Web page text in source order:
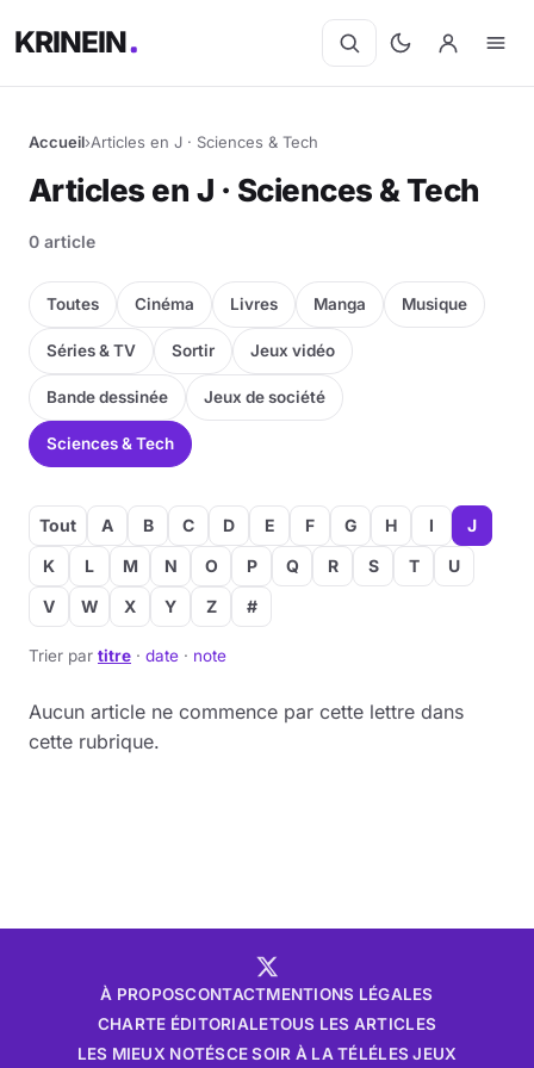
KRINEIN
Cinéma
Séries
Manga
BD
Livres
Jeux vidéo
Jeux de société
Musique
Sciences & Tech
Accueil›Articles en J · Sciences & Tech
Articles en J · Sciences & Tech
0 article
Toutes Cinéma Livres Manga Musique
Séries & TV Sortir Jeux vidéo
Bande dessinée Jeux de société
Sciences & Tech
Tout A B C D E F G H I
J
K
L M N O P Q R S T
U
V
W X Y Z #
Trier par titre · date · note
Aucun article ne commence par cette lettre dans
cette rubrique.
À PROPOSCONTACTMENTIONS LÉGALES
CHARTE ÉDITORIALETOUS LES ARTICLES
LES MIEUX NOTÉSCE SOIR À LA TÉLÉLES JEUX